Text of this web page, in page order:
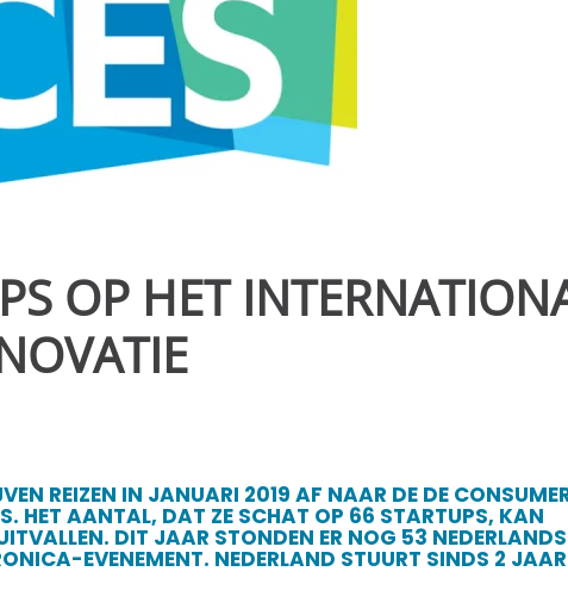
OP HET
REIZEN IN JANUARI 2019 AF NAAR DE DE
HET AANTAL, DAT ZE SCHAT OP 66 STARTUPS, KAN
DIT JAAR STONDEN ER NOG 53
EVENEMENT. NEDERLAND STUURT SINDS 2 JAAR